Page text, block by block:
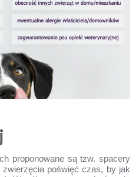
proponowane są tzw. spacery
poświęć czas, by jak